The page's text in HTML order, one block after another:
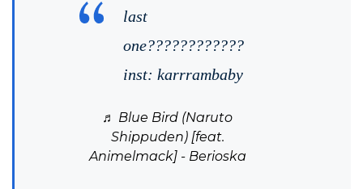
last
one????????????
inst: karrrambaby
♬ Blue Bird (Naruto
Shippuden) [feat.
Animelmack] - Berioska